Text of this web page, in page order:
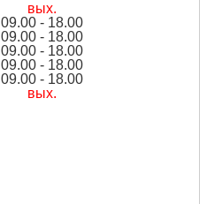
вых.
09.00 - 18.00
09.00 - 18.00
09.00 - 18.00
09.00 - 18.00
09.00 - 18.00
вых.